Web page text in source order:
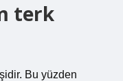
terk
Bu yüzden